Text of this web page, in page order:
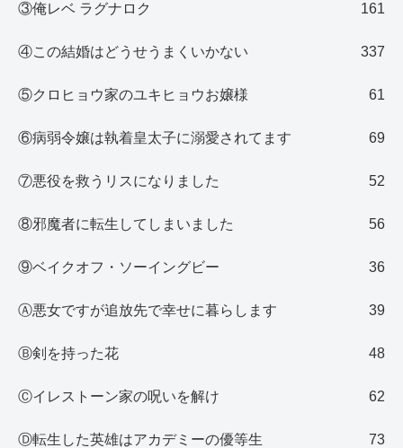
③俺レベ ラグナロク 161
④この結婚はどうせうまくいかない 337
⑤クロヒョウ家のユキヒョウお嬢様 61
⑥病弱令嬢は執着皇太子に溺愛されてます 69
⑦悪役を救うリスになりました 52
⑧邪魔者に転生してしまいました 56
⑨ベイクオフ・ソーイングビー 36
Ⓐ悪女ですが追放先で幸せに暮らします 39
Ⓑ剣を持った花 48
Ⓒイレストーン家の呪いを解け 62
Ⓓ転生した英雄はアカデミーの優等生 73